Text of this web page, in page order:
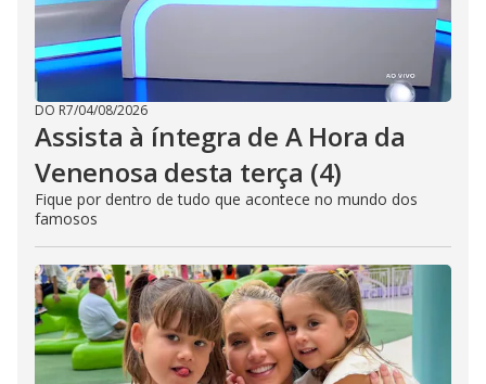
DO R7/04/08/2026
Assista à íntegra de A Hora da
Venenosa desta terça (4)
Fique por dentro de tudo que acontece no mundo dos
famosos